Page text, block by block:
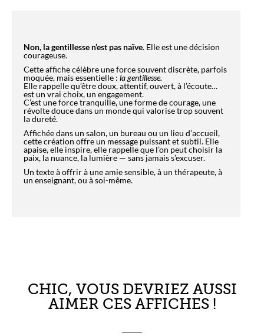
Non, la gentillesse n’est pas naïve. Elle est une décision
courageuse.
Cette affiche célèbre une force souvent discrète, parfois
moquée, mais essentielle : la gentillesse.
Elle rappelle qu’être doux, attentif, ouvert, à l’écoute…
est un vrai choix, un engagement.
C’est une force tranquille, une forme de courage, une
révolte douce dans un monde qui valorise trop souvent
la dureté.
Affichée dans un salon, un bureau ou un lieu d’accueil,
cette création offre un message puissant et subtil. Elle
apaise, elle inspire, elle rappelle que l’on peut choisir la
paix, la nuance, la lumière — sans jamais s’excuser.
Un texte à offrir à une amie sensible, à un thérapeute, à
un enseignant, ou à soi-même.
CHIC, VOUS DEVRIEZ AUSSI
AIMER CES AFFICHES !